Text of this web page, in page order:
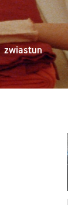
zwiastun